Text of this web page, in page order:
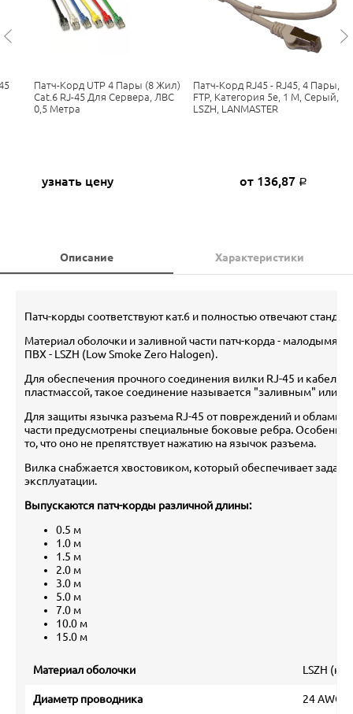
Патч-Корд UTP 4 Пары (8 Жил)
Cat.6 RJ-45 Для Сервера, ЛВС
0,5 Метра
узнать цену
Патч-Корд RJ45 - RJ45, 4 Пары,
FTP, Категория 5е, 1 М, Серый,
LSZH, LANMASTER
от 136,87 Р
Описание Характеристики
Патч-корды соответствуют кат.6 и полностью отвечают
Материал оболочки и заливной части патч-корда -
ПВХ - LSZH (Low Smoke Zero Halogen).
Для обеспечения прочного соединения вилки RJ-45 и кабеля
пластмассой, такое соединение называется "заливным" или
Для защиты язычка разъема RJ-45 от повреждений и
части предусмотрены специальные боковые ребра.
то, что оно не препятствует нажатию на язычок разъема.
Вилка снабжается хвостовиком, который обеспечивает
эксплуатации.
Выпускаются патч-корды различной длины:
0.5 м
1.0 м
1.5 м
2.0 м
3.0 м
5.0 м
7.0 м
10.0 м
15.0 м
Материал оболочки LSZH
Диаметр проводника 24 AWG